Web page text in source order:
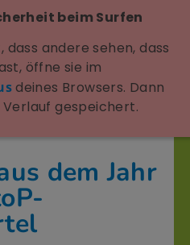
dem Jahr
beim Surfen
andere sehen, dass
öffne sie im
deines Browsers. Dann
gespeichert.